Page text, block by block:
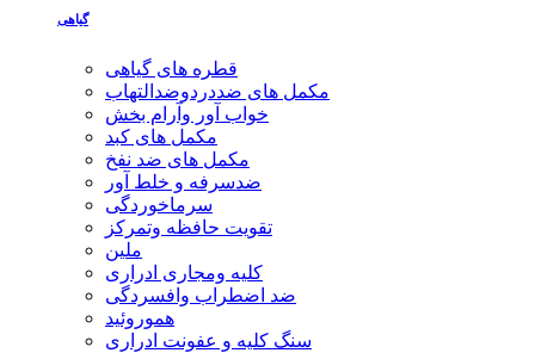
گیاهی
قطره های گیاهی
مکمل های ضددردوضدالتهاب
خواب آور وآرام بخش
مکمل های کبد
مکمل های ضد نفخ
ضدسرفه و خلط آور
سرماخوردگی
تقویت حافظه وتمرکز
ملین
کلیه ومجاری ادراری
ضد اضطراب وافسردگی
هموروئید
سنگ کلیه و عفونت ادراری